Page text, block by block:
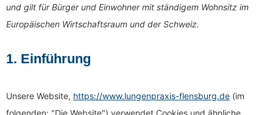
und gilt für Bürger und Einwohner mit ständigem Wohnsitz im
Europäischen Wirtschaftsraum und der Schweiz.
1. Einführung
Unsere Website, https://www.lungenpraxis-flensburg.de (im
folgenden: "Die Website") verwendet Cookies und ähnliche